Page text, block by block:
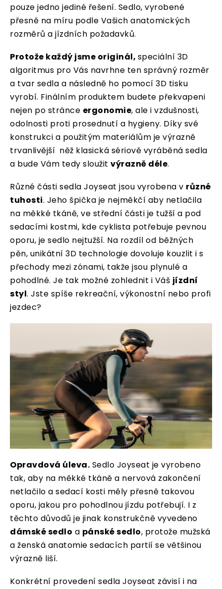
pouze jedno jediné řešení. Sedlo, vyrobené
přesně na míru podle Vašich anatomických
rozměrů a jízdních požadavků.
Protože každý jsme originál, speciální 3D
algoritmus pro Vás navrhne ten správný rozměr
a tvar sedla a následně ho pomocí 3D tisku
vyrobí. Finálním produktem budete překvapeni
nejen po stránce ergonomie, ale i vzdušnosti,
odolnosti proti prosednutí a hygieny. Díky své
konstrukci a použitým materiálům je výrazně
trvanlivější něž klasická sériově vyráběná sedla
a bude Vám tedy sloužit výrazně déle.
Různé části sedla Joyseat jsou vyrobena v různé
tuhosti. Jeho špička je nejměkčí aby netlačila
na měkké tkáně, ve střední části je tužší a pod
sedacími kostmi, kde cyklista potřebuje pevnou
oporu, je sedlo nejtužší. Na rozdíl od běžných
pěn, unikátní 3D technologie dovoluje kouzlit i s
přechody mezi zónami, takže jsou plynulé a
pohodlné. Je tak možné zohlednit i Váš jízdní
styl. Jste spíše rekreační, výkonostní nebo profi
jezdec?
Opravdová úleva. Sedlo Joyseat je vyrobeno
tak, aby na měkké tkáně a nervová zakončení
netlačilo a sedací kosti měly přesně takovou
oporu, jakou pro pohodlnou jízdu potřebují. I z
těchto důvodů je jinak konstrukčně vyvedeno
dámské sedlo a pánské sedlo, protože mužská
a ženská anatomie sedacích partií se většinou
výrazně liší.
Konkrétní provedení sedla Joyseat závisí i na